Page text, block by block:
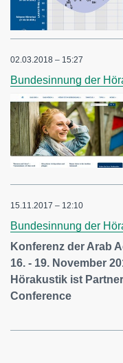
02.03.2018 – 15:27
Bundesinnung der
15.11.2017 – 12:10
Bundesinnung der
Konferenz der Arab
16. - 19. November
Hörakustik ist
Conference